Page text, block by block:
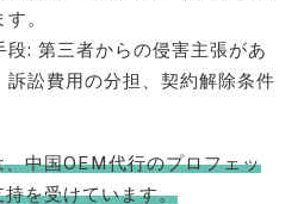
。
段: 第三者からの侵害主張があ
訴訟費用の分担、契約解除条件
中国OEM代行のプロフェッ
を受けています。